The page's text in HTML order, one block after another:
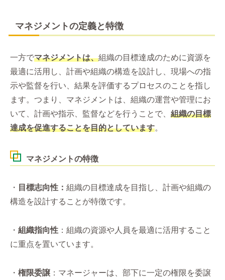
マネジメントの定義と特徴
一方でマネジメントは、組織の目標達成のために資源を
最適に活用し、計画や組織の構造を設計し、現場への指
示や監督を行い、結果を評価するプロセスのことを指し
ます。つまり、マネジメントは、組織の運営や管理にお
いて、計画や指示、監督などを行うことで、 組織の目標
達成を促進することを目的としています。
マネジメントの特徴
・ 目標志向性： 組織の目標達成を目指し、計画や組織の
構造を設計することが特徴です。
・ 組織指向性 ：組織の資源や人員を最適に活用すること
に重点を置いています。
・ 権限委譲 ：マネージャーは、部下に一定の権限を委譲